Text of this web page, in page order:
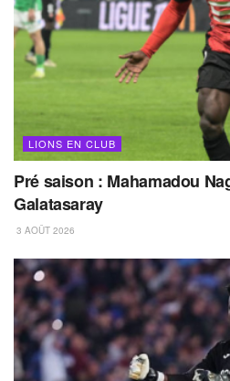
LIONS EN CLUB
Pré saison : Mahamadou
Galatasaray
3 AOÛT 2026